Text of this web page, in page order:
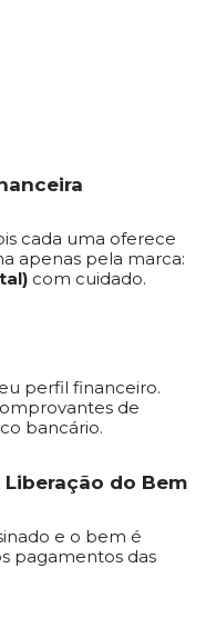
cada uma oferece
apenas pela marca:
com cuidado.
perfil financeiro.
de
bancário.
do Bem
e o bem é
pagamentos das